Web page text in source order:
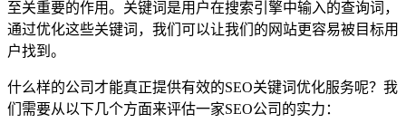
至关重要的作用。关键词是用户在搜索引擎中输入的查询词，
通过优化这些关键词，我们可以让我们的网站更容易被目标用
户找到。
什么样的公司才能真正提供有效的SEO关键词优化服务呢？我
们需要从以下几个方面来评估一家SEO公司的实力：